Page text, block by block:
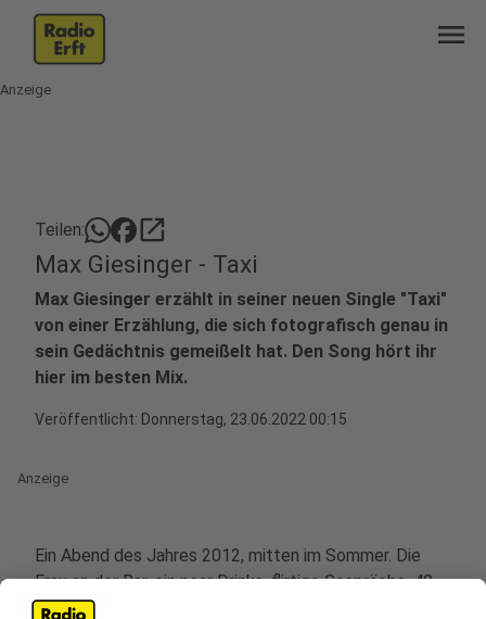
menu
Anzeige
Teilen: open_in_new
Max Giesinger - Taxi
Max Giesinger erzählt in seiner neuen Single "Taxi"
von einer Erzählung, die sich fotografisch genau in
sein Gedächtnis gemeißelt hat. Den Song hört ihr
hier im besten Mix.
Veröffentlicht: Donnerstag, 23.06.2022 00:15
Anzeige
Ein Abend des Jahres 2012, mitten im Sommer. Die
Frau an der Bar, ein paar Drinks, flirtige Gespräche, 40
Grad Lufttemperatur draußen, vor Schweiß klebende